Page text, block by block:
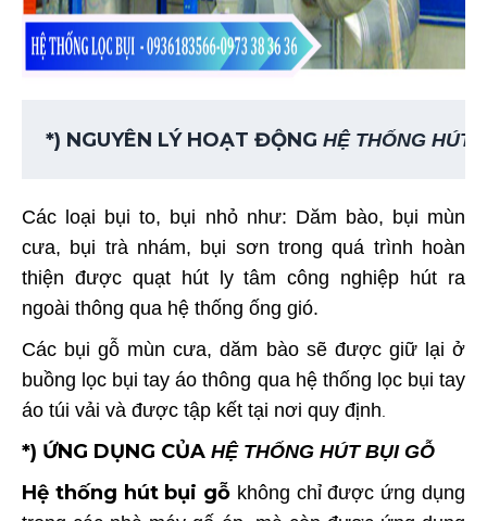
*) NGUYÊN LÝ HOẠT ĐỘNG HỆ THỐNG HÚT
Các loại bụi to, bụi nhỏ như: Dăm bào, bụi mùn
cưa, bụi trà nhám, bụi sơn trong quá trình hoàn
thiện được quạt hút ly tâm công nghiệp hút ra
ngoài thông qua hệ thống ống gió.
Các bụi gỗ mùn cưa, dăm bào sẽ được giữ lại ở
buồng lọc bụi tay áo thông qua hệ thống lọc bụi tay
áo túi vải và được tập kết tại nơi quy định.
*) ỨNG DỤNG CỦA HỆ THỐNG HÚT BỤI GỖ
Hệ thống hút bụi gỗ không chỉ được ứng dụng